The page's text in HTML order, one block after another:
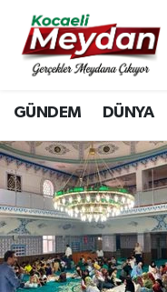
GÜNDEM DÜNYA
Nöbetçi
Hava Durumu
Trafik Durumu
Süper Lig Puan
Tüm Manşetler